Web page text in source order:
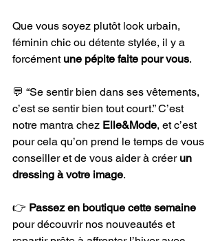
Que vous soyez plutôt look urbain,
féminin chic ou détente stylée, il y a
forcément une pépite faite pour vous.
💬 “Se sentir bien dans ses vêtements,
c’est se sentir bien tout court.” C’est
notre mantra chez Elle&Mode, et c’est
pour cela qu’on prend le temps de vous
conseiller et de vous aider à créer un
dressing à votre image.
👉 Passez en boutique cette semaine
pour découvrir nos nouveautés et